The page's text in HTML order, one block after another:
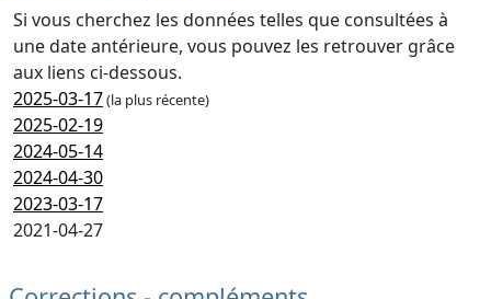
Si vous cherchez les données telles que consultées à
une date antérieure, vous pouvez les retrouver grâce
aux liens ci-dessous.
2025-03-17(la plus récente)
2025-02-19
2024-05-14
2024-04-30
2023-03-17
2021-04-27